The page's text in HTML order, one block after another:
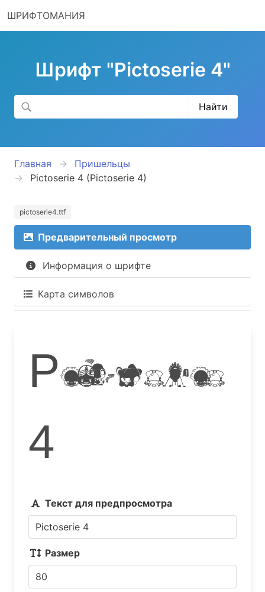
ШРИФТОМАНИЯ
Шрифт "Pictoserie 4"
Главная
Пришельцы
Pictoserie 4 (Pictoserie 4)
pictoserie4.ttf
Предварительный просмотр
Информация о шрифте
Карта символов
Pictoserie
4
Текст для предпросмотра
Размер